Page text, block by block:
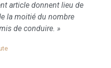
article donnent lieu de
la moitié du nombre
de conduire. »